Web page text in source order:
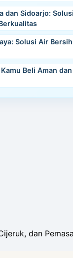
dan Sidoarjo:
Solusi Air
Beli Aman
dan